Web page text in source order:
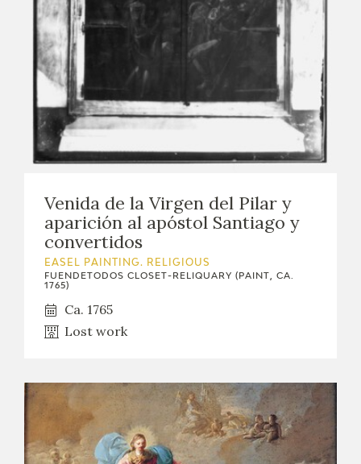
Venida de la Virgen del Pilar y
aparición al apóstol Santiago y
convertidos
EASEL PAINTING. RELIGIOUS
FUENDETODOS CLOSET-RELIQUARY (PAINT, CA.
1765)
Ca. 1765
Lost work